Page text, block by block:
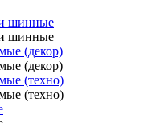
шинные
шинные
(декор)
(декор)
(техно)
(техно)